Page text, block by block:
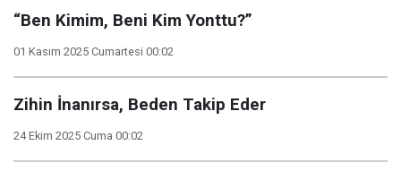
“Ben Kimim, Beni Kim Yonttu?”
01 Kasım 2025 Cumartesi 00:02
Zihin İnanırsa, Beden Takip Eder
24 Ekim 2025 Cuma 00:02